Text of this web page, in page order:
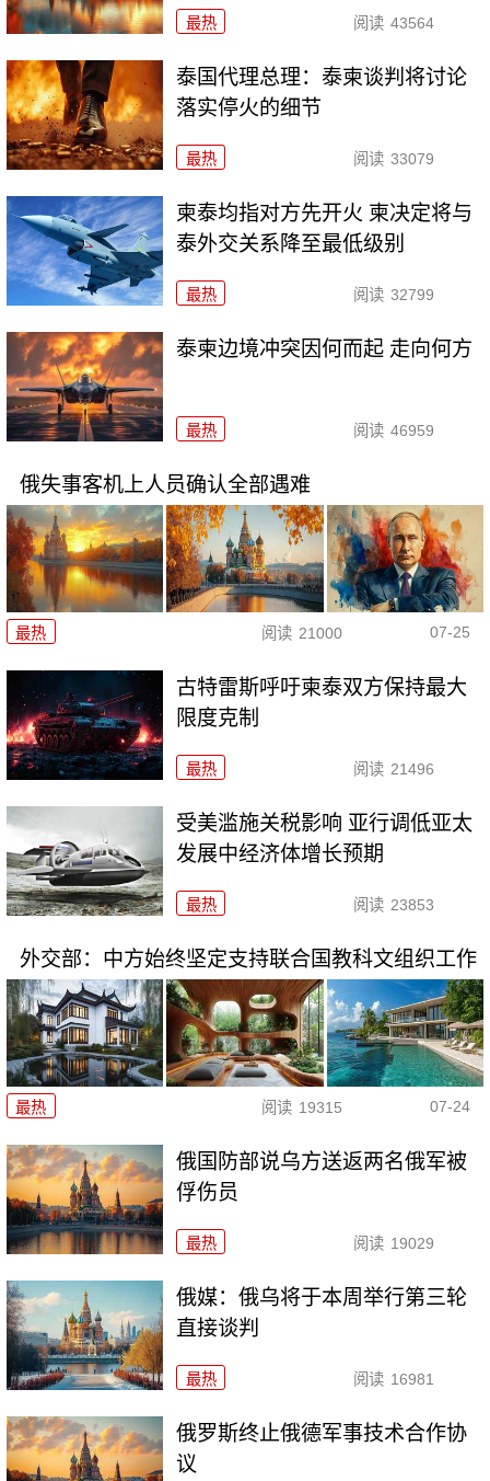
最热 阅读 43564
泰国代理总理：泰柬谈判将讨论
落实停火的细节
最热 阅读 33079
柬泰均指对方先开火 柬决定将与
泰外交关系降至最低级别
最热 阅读 32799
泰柬边境冲突因何而起 走向何方
最热 阅读 46959
俄失事客机上人员确认全部遇难
最热 阅读 21000 07-25
古特雷斯呼吁柬泰双方保持最大
限度克制
最热 阅读 21496
受美滥施关税影响 亚行调低亚太
发展中经济体增长预期
最热 阅读 23853
外交部：中方始终坚定支持联合国教科文组织工作
最热 阅读 19315 07-24
俄国防部说乌方送返两名俄军被
俘伤员
最热 阅读 19029
俄媒：俄乌将于本周举行第三轮
直接谈判
最热 阅读 16981
俄罗斯终止俄德军事技术合作协
议